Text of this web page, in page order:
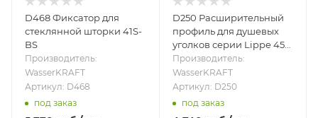
D468 Фиксатор для
стеклянной шторки 41S-
BS
Производитель:
WasserKRAFT
Артикул: D468
под заказ
D250 Расширительный
профиль для душевых
уголков серии Lippe 45S,
высота 1900
Производитель:
WasserKRAFT
Артикул: D250
под заказ